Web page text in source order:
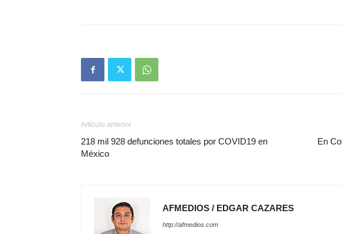
Artículo anterior
218 mil 928 defunciones totales por COVID19 en
México
En
AFMEDIOS / EDGAR CAZARES
http://afmedios.com